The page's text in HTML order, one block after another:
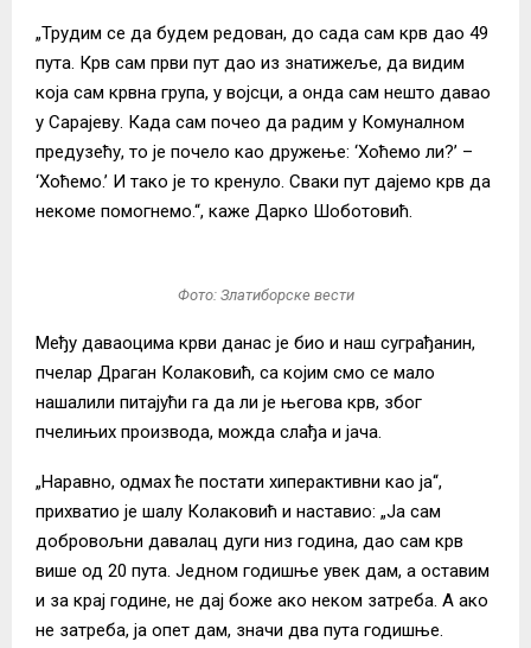
„Трудим се да будем редован, до сада сам крв дао 49
пута. Крв сам први пут дао из знатижеље, да видим
која сам крвна група, у војсци, а онда сам нешто давао
у Сарајеву. Када сам почео да радим у Комуналном
предузећу, то је почело као дружење: ‘Хоћемо ли?’ –
‘Хоћемо.’ И тако је то кренуло. Сваки пут дајемо крв да
некоме помогнемо.“, каже Дарко Шоботовић.
Фото: Златиборске вести
Међу даваоцима крви данас је био и наш суграђанин,
пчелар Драган Колаковић, са којим смо се мало
нашалили питајући га да ли је његова крв, због
пчелињих производа, можда слађа и јача.
„Наравно, одмах ће постати хиперактивни као ја“,
прихватио је шалу Колаковић и наставио: „Ја сам
добровољни давалац дуги низ година, дао сам крв
више од 20 пута. Једном годишње увек дам, а оставим
и за крај године, не дај боже ако неком затреба. А ако
не затреба, ја опет дам, значи два пута годишње.